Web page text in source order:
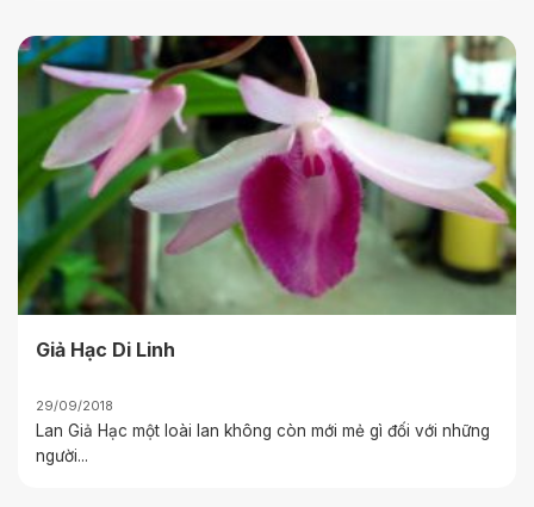
Giả Hạc Di Linh
29/09/2018
Lan Giả Hạc một loài lan không còn mới mẻ gì đối với những
người...